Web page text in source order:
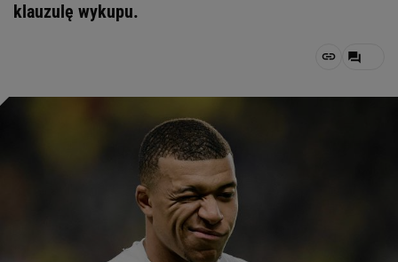
klauzulę wykupu.